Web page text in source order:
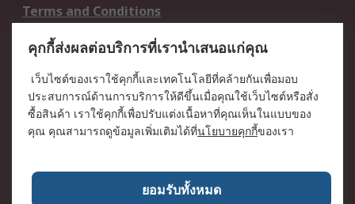
Terms and Conditions
เกี่ยวกับ RS / About RS
RS ทั่วโลก / RS
Worldwide
ข่าวประชาสัมพันธ์ / Press
Centre
บริษัทในเครือ RS /
วิธีการชำระเงิน /
เกี่ยวกับ RS / About RS
อาชีพที่ RS / Careers
คุกกี้ส่งผลต่อบริการที่เรานำเสนอแก่คุณ
เว็บไซต์ของเราใช้คุกกี้และเทคโนโลยีที่คล้ายกันเพื่อมอบ
ประสบการณ์ด้านการบริการให้ดีขึ้นเมื่อคุณใช้เว็บไซต์หรือสั่ง
ซื้อสินค้า เราใช้คุกกี้เพื่อปรับแต่งเนื้อหาที่คุณเห็นในแบบของ
คุณ คุณสามารถดูข้อมูลเพิ่มเติมได้ที่นโยบายคุกกี้ของเรา
ยอมรับทั้งหมด